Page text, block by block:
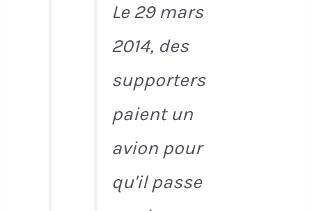
Le 29 mars
2014, des
supporters
paient un
avion pour
qu'il passe